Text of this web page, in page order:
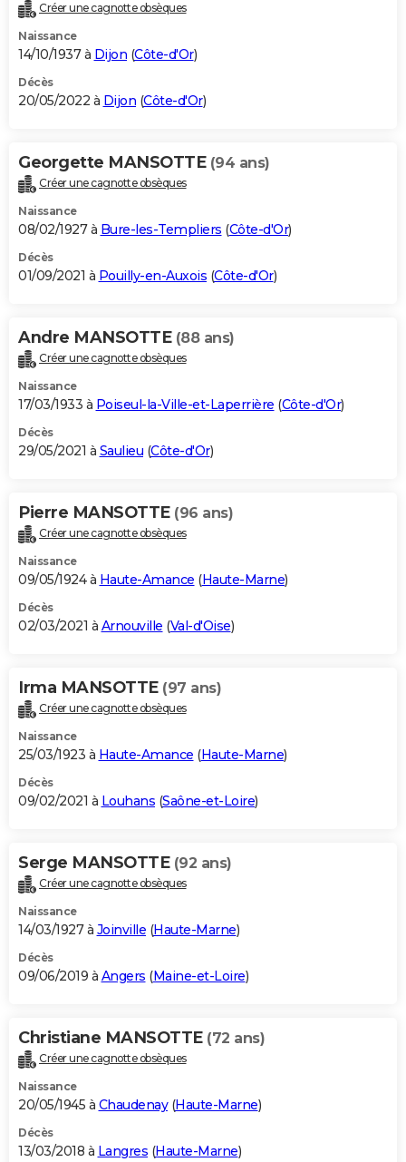
Créer une cagnotte obsèques
Naissance
14/10/1937 à Dijon (Côte-d'Or)
Décès
20/05/2022 à Dijon (Côte-d'Or)
Georgette MANSOTTE (94 ans)
Créer une cagnotte obsèques
Naissance
08/02/1927 à Bure-les-Templiers (Côte-d'Or)
Décès
01/09/2021 à Pouilly-en-Auxois (Côte-d'Or)
Andre MANSOTTE (88 ans)
Créer une cagnotte obsèques
Naissance
17/03/1933 à Poiseul-la-Ville-et-Laperrière (Côte-d'Or)
Décès
29/05/2021 à Saulieu (Côte-d'Or)
Pierre MANSOTTE (96 ans)
Créer une cagnotte obsèques
Naissance
09/05/1924 à Haute-Amance (Haute-Marne)
Décès
02/03/2021 à Arnouville (Val-d'Oise)
Irma MANSOTTE (97 ans)
Créer une cagnotte obsèques
Naissance
25/03/1923 à Haute-Amance (Haute-Marne)
Décès
09/02/2021 à Louhans (Saône-et-Loire)
Serge MANSOTTE (92 ans)
Créer une cagnotte obsèques
Naissance
14/03/1927 à Joinville (Haute-Marne)
Décès
09/06/2019 à Angers (Maine-et-Loire)
Christiane MANSOTTE (72 ans)
Créer une cagnotte obsèques
Naissance
20/05/1945 à Chaudenay(Haute-Marne)
Décès
13/03/2018 à Langres (Haute-Marne)